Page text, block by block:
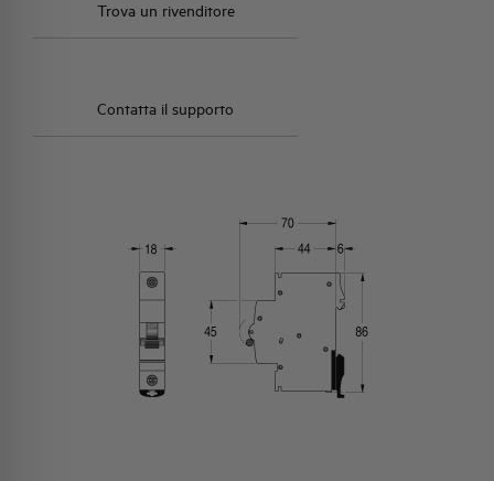
Trova un rivenditore
Contatta il supporto